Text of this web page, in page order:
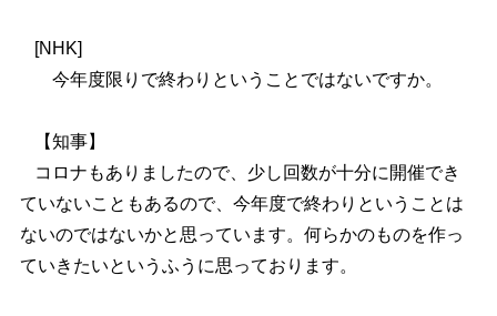
[NHK]
今年度限りで終わりということではないですか。
【知事】
コロナもありましたので、少し回数が十分に開催でき
ていないこともあるので、今年度で終わりということは
ないのではないかと思っています。何らかのものを作っ
ていきたいというふうに思っております。